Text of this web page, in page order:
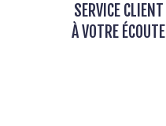
SERVICE CLIENT
À VOTRE ÉCOUTE